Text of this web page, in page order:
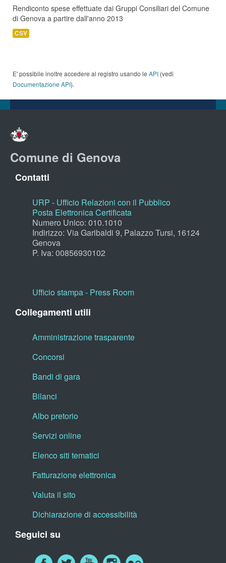
Rendiconto spese effettuate dai Gruppi Consiliari del Comune
di Genova a partire dall'anno 2013
CSV
E' possibile inoltre accedere al registro usando le API (vedi
Documentazione API).
Comune di Genova
Contatti
URP - Ufficio Relazioni con il Pubblico
Posta Elettronica Certificata
Numero Unico: 010.1010
Indirizzo: Via Garibaldi 9, Palazzo Tursi, 16124
Genova
P. Iva: 00856930102
Ufficio stampa - Press Room
Collegamenti utili
Amministrazione trasparente
Concorsi
Bandi di gara
Bilanci
Albo pretorio
Servizi online
Elenco siti tematici
Fatturazione elettronica
Valuta il sito
Dichiarazione di accessibilità
Seguici su